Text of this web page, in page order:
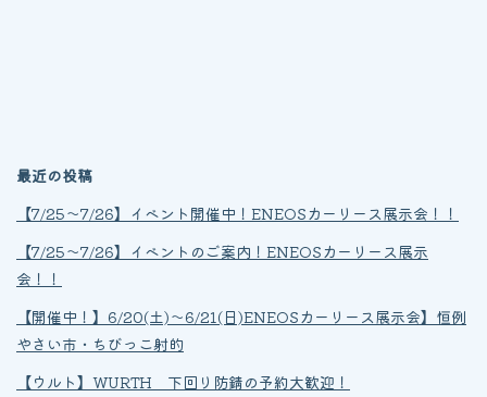
最近の投稿
【7/25～7/26】イベント開催中！ENEOSカーリース展示会！！
【7/25～7/26】イベントのご案内！ENEOSカーリース展示
会！！
【開催中！】6/20(土)～6/21(日)ENEOSカーリース展示会】恒例
やさい市・ちびっこ射的
【ウルト】WURTH 下回り防錆の予約大歓迎！